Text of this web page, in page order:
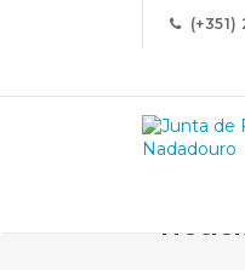
(+351)